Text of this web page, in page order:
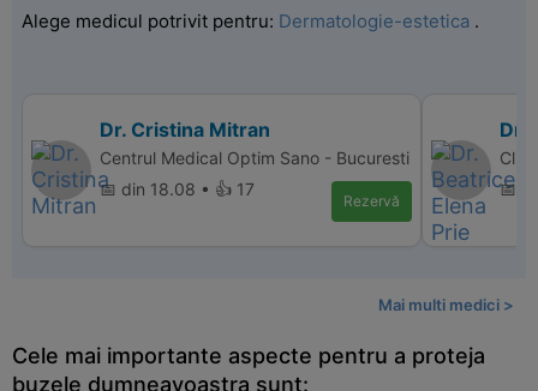
Alege medicul potrivit pentru: Dermatologie-estetica .
Dr. Cristina Mitran
Centrul Medical Optim Sano - Bucuresti
📅 din 18.08 • 👍 17
Rezervă
Dr.
📅
Mai multi medici >
Cele mai importante aspecte pentru a proteja
buzele dumneavoastra sunt: